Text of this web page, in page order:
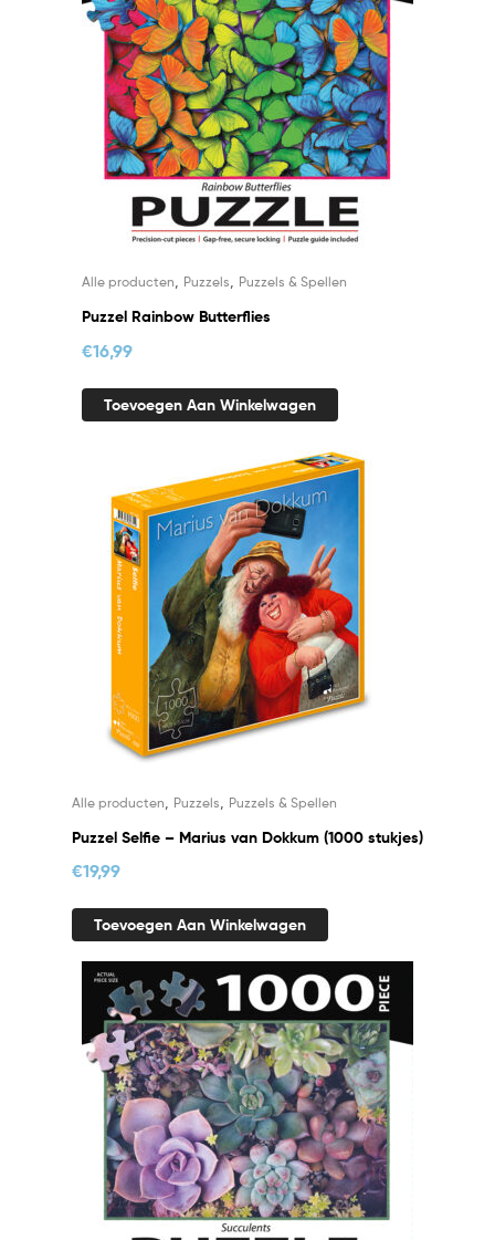
Alle producten, Puzzels, Puzzels & Spellen
Puzzel Rainbow Butterflies
€16,99
Toevoegen Aan Winkelwagen
Alle producten Puzzels Puzzels & Spellen
Puzzel Selfie – Marius van Dokkum (1000 stukjes)
€19,99
Toevoegen Aan Winkelwagen